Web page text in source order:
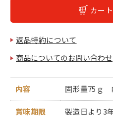
カー
返品特約について
商品についてのお問い合わせ
内容 固形量75ｇ
賞味期限 製造日より3